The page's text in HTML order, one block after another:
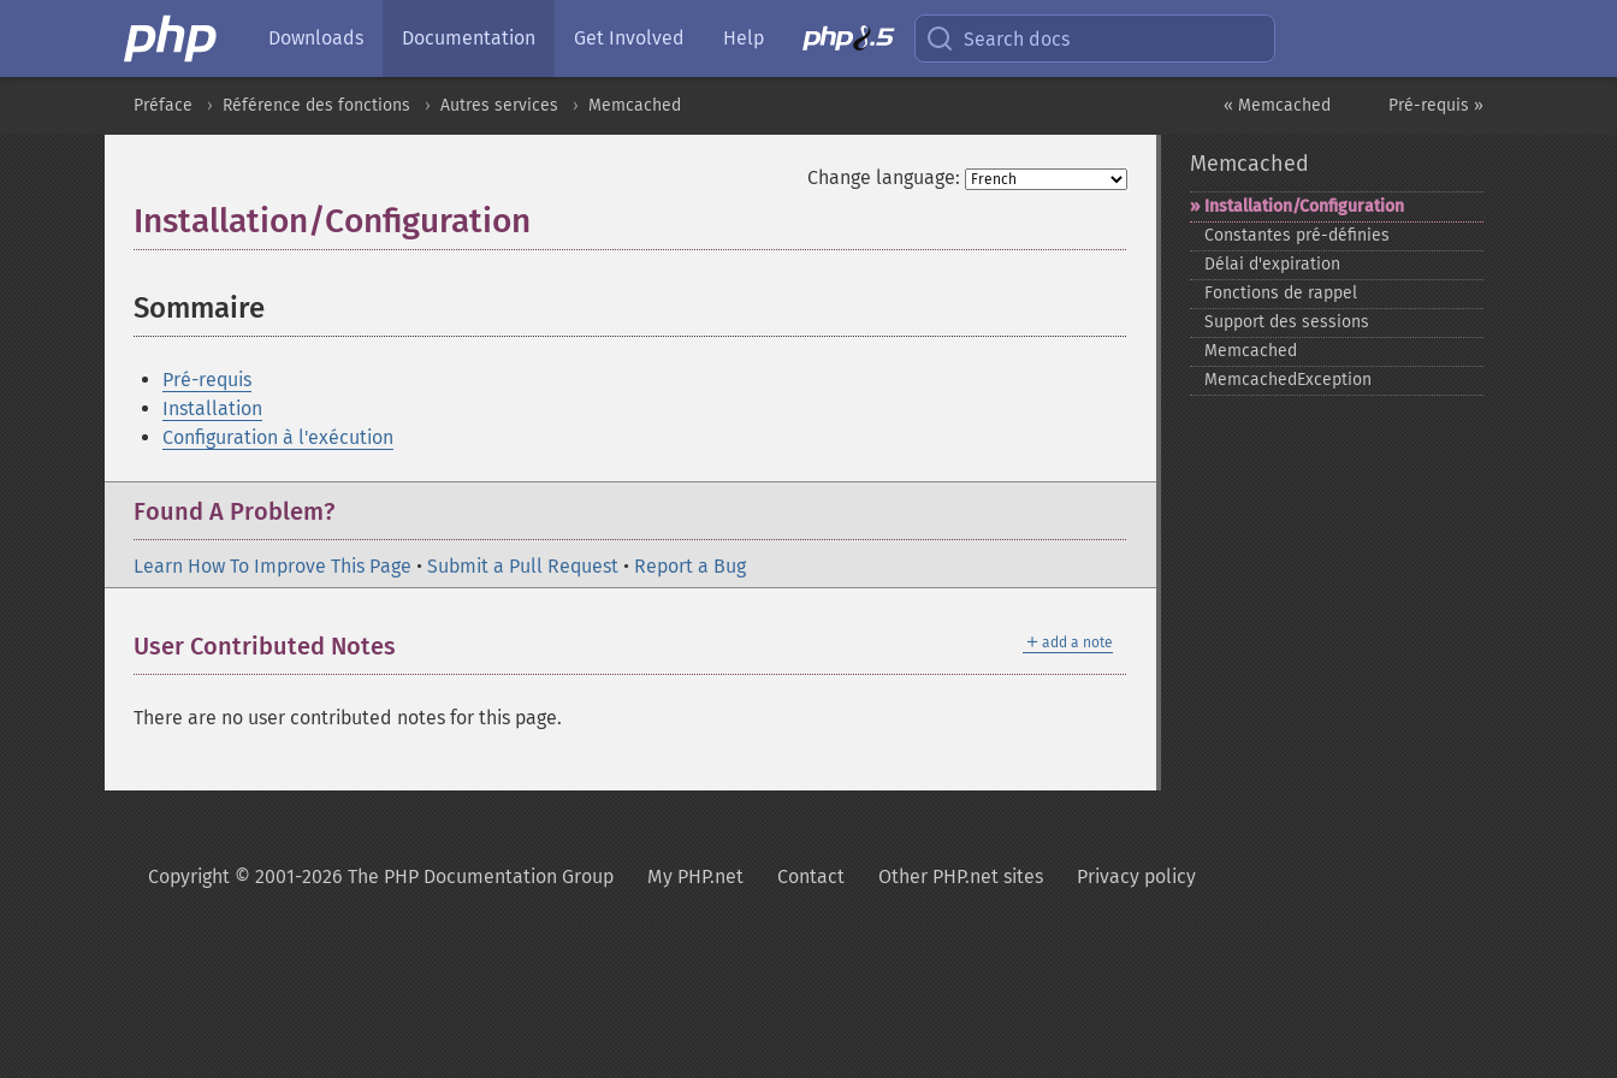
Downloads Documentation Get Involved Help Search docs
Pré-requis »
« Memcached
Préface Référence des fonctions Autres services Memcached
Change language:
Installation/Configuration
Sommaire
Pré-requis
Installation
Configuration à l'exécution
Found A Problem?
Learn How To Improve This Page • Submit a Pull Request • Report a Bug
＋ add a note
User Contributed Notes
There are no user contributed notes for this page.
Memcached
Installation/Configuration
Constantes pré-​définies
Délai d'expiration
Fonctions de rappel
Support des sessions
Memcached
MemcachedException
Copyright © 2001-2026 The PHP Documentation Group My PHP.net Contact Other PHP.net sites Privacy policy